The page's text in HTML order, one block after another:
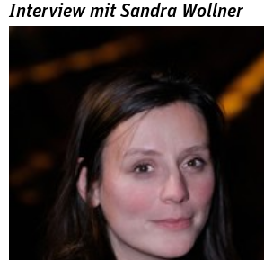
Interview mit Sandra Wollner